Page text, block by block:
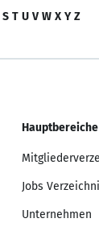
S T U V W X Y Z
Hauptbereiche
Jobs
Unternehmen